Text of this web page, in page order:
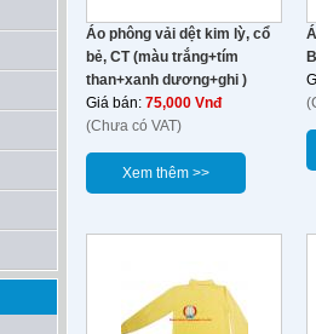
Áo phông vải dệt kim lỳ, cổ
bẻ, CT (màu trắng+tím
than+xanh dương+ghi )
Giá bán: 75,000 Vnđ
(Chưa có VAT)
Xem thêm >>